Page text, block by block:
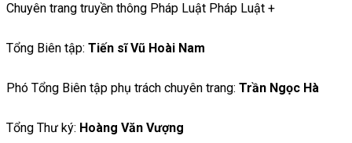
Chuyên trang truyền thông Pháp Luật Pháp Luật +
Tổng Biên tập: Tiến sĩ Vũ Hoài Nam
Phó Tổng Biên tập phụ trách chuyên trang: Trần Ngọc Hà
Tổng Thư ký: Hoàng Văn Vượng